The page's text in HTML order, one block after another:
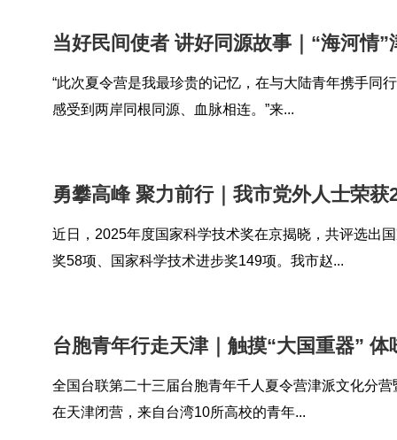
当好民间使者 讲好同源故事｜“海河情
“此次夏令营是我最珍贵的记忆，在与大陆青年携手同
感受到两岸同根同源、血脉相连。”来...
勇攀高峰 聚力前行｜我市党外人士荣
近日，2025年度国家科学技术奖在京揭晓，共评选出
奖58项、国家科学技术进步奖149项。我市赵...
台胞青年行走天津｜触摸“大国重器” 体
全国台联第二十三届台胞青年千人夏令营津派文化分营
在天津闭营，来自台湾10所高校的青年...